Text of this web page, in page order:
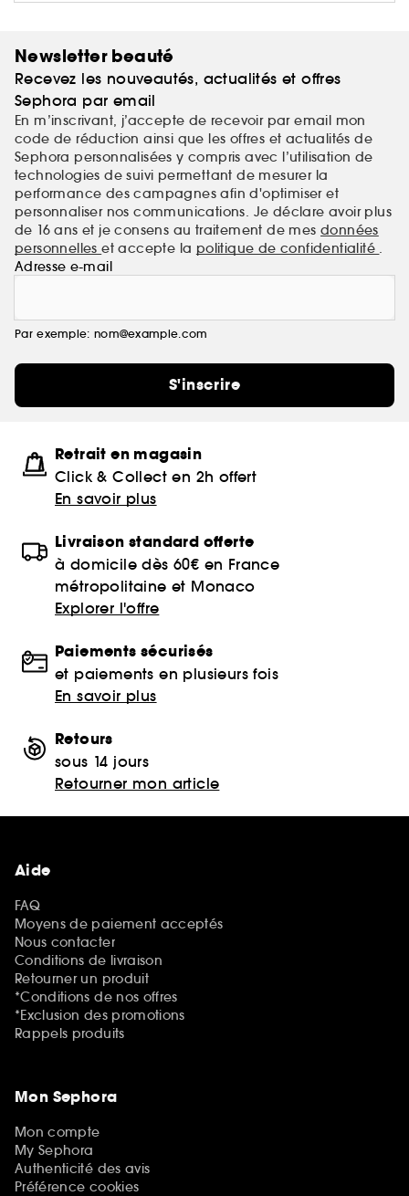
Newsletter beauté
Recevez les nouveautés, actualités et offres
Sephora par email
En m’inscrivant, j’accepte de recevoir par email mon
code de réduction ainsi que les offres et actualités de
Sephora personnalisées y compris avec l’utilisation de
technologies de suivi permettant de mesurer la
performance des campagnes afin d'optimiser et
personnaliser nos communications. Je déclare avoir plus
de 16 ans et je consens au traitement de mes données
personnelleset accepte la politique de confidentialité .
Adresse e-mail
Par exemple: nom@example.com
S'inscrire
Retrait en magasin
Click & Collect en 2h offert
En savoir plus
Livraison standard offerte
à domicile dès 60€ en France
métropolitaine et Monaco
Explorer l'offre
Paiements sécurisés
et paiements en plusieurs fois
En savoir plus
Retours
sous 14 jours
Retourner mon article
Aide
FAQ
Moyens de paiement acceptés
Nous contacter
Conditions de livraison
Retourner un produit
*Conditions de nos offres
*Exclusion des promotions
Rappels produits
Mon Sephora
Mon compte
My Sephora
Authenticité des avis
Préférence cookies